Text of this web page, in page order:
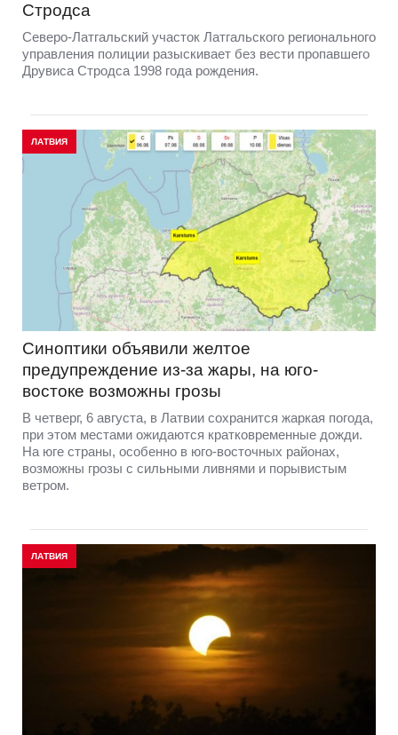
Стродса
Северо-Латгальский участок Латгальского регионального
управления полиции разыскивает без вести пропавшего
Друвиса Стродса 1998 года рождения.
ЛАТВИЯ
Синоптики объявили желтое
предупреждение из-за жары, на юго-
востоке возможны грозы
В четверг, 6 августа, в Латвии сохранится жаркая погода,
при этом местами ожидаются кратковременные дожди.
На юге страны, особенно в юго-восточных районах,
возможны грозы с сильными ливнями и порывистым
ветром.
ЛАТВИЯ